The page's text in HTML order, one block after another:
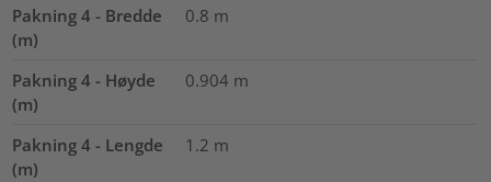
Pakning 4 - Bredde
(m)
0.8 m
Pakning 4 - Høyde
(m)
0.904 m
Pakning 4 - Lengde
(m)
1.2 m